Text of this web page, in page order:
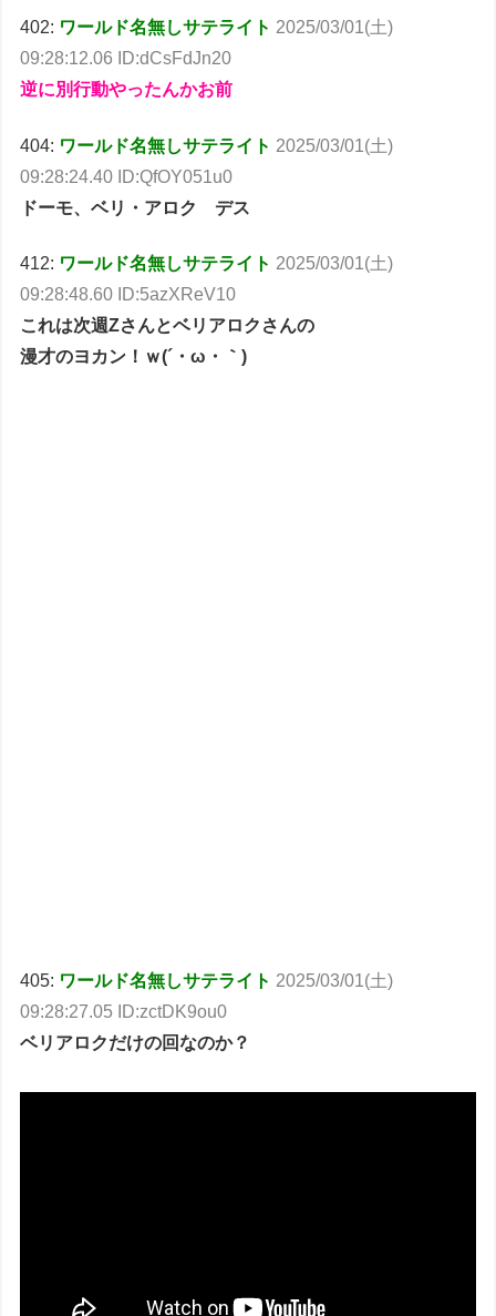
402: ワールド名無しサテライト 2025/03/01(土)
09:28:12.06 ID:dCsFdJn20
逆に別行動やったんかお前
404: ワールド名無しサテライト 2025/03/01(土)
09:28:24.40 ID:QfOY051u0
ドーモ、ベリ・アロク デス
412: ワールド名無しサテライト 2025/03/01(土)
09:28:48.60 ID:5azXReV10
これは次週Zさんとベリアロクさんの
漫才のヨカン！ｗ(´・ω・｀)
405: ワールド名無しサテライト 2025/03/01(土)
09:28:27.05 ID:zctDK9ou0
ベリアロクだけの回なのか？